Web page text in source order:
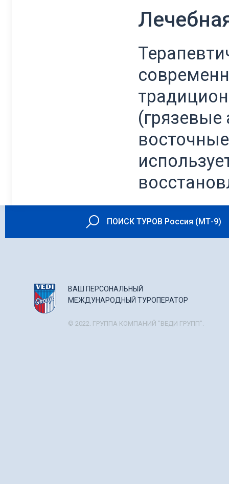
(грязевые
ПОИСК ТУРОВ Россия (МТ-9)
ВАШ ПЕРСОНАЛЬНЫЙ
МЕЖДУНАРОДНЫЙ ТУРОПЕРАТОР
© 2022. ГРУППА КОМПАНИЙ "ВЕДИ ГРУПП".